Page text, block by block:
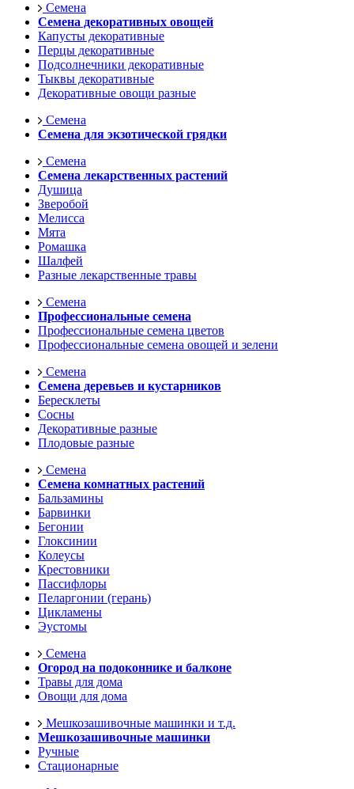
Семена
Семена декоративных овощей
Капусты декоративные
Перцы декоративные
Подсолнечники декоративные
Тыквы декоративные
Декоративные овощи разные
Семена
Семена для экзотической грядки
Семена
Семена лекарственных растений
Душица
Зверобой
Мелисса
Мята
Ромашка
Шалфей
Разные лекарственные травы
Семена
Профессиональные семена
Профессиональные семена цветов
Профессиональные семена овощей и зелени
Семена
Семена деревьев и кустарников
Бересклеты
Сосны
Декоративные разные
Плодовые разные
Семена
Семена комнатных растений
Бальзамины
Барвинки
Бегонии
Глоксинии
Колеусы
Крестовники
Пассифлоры
Пеларгонии (герань)
Цикламены
Эустомы
Семена
Огород на подоконнике и балконе
Травы для дома
Овощи для дома
Мешкозашивочные машинки и т.д.
Мешкозашивочные машинки
Ручные
Стационарные